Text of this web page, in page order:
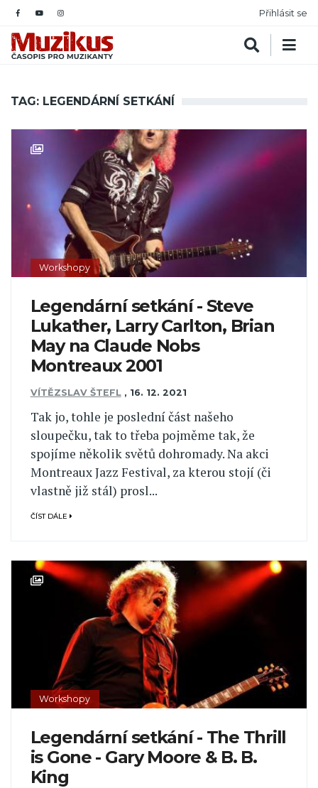
Přihlásit se
TAG: LEGENDÁRNÍ SETKÁNÍ
Workshopy
Legendární setkání - Steve
Lukather, Larry Carlton, Brian
May na Claude Nobs
Montreaux 2001
VÍTĚZSLAV ŠTEFL , 16. 12. 2021
Tak jo, tohle je poslední část našeho
sloupečku, tak to třeba pojměme tak, že
spojíme několik světů dohromady. Na akci
Montreaux Jazz Festival, za kterou stojí (či
vlastně již stál) prosl...
ČÍST DÁLE
Workshopy
Legendární setkání - The Thrill
is Gone - Gary Moore & B. B.
King